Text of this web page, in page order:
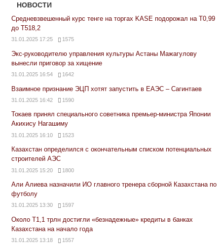
НОВОСТИ
Средневзвешенный курс тенге на торгах KASE подорожал на Т0,99
до Т518,2
31.01.2025 17:25 1575
Экс-руководителю управления культуры Астаны Мажагулову
вынесли приговор за хищение
31.01.2025 16:54 1642
Взаимное признание ЭЦП хотят запустить в ЕАЭС – Сагинтаев
31.01.2025 16:42 1590
Токаев принял специального советника премьер-министра Японии
Акихису Нагашиму
31.01.2025 16:10 1523
Казахстан определился с окончательным списком потенциальных
строителей АЭС
31.01.2025 15:20 1800
Али Алиева назначили ИО главного тренера сборной Казахстана по
футболу
31.01.2025 13:30 1597
Около Т1,1 трлн достигли «безнадежные» кредиты в банках
Казахстана на начало года
31.01.2025 13:18 1557